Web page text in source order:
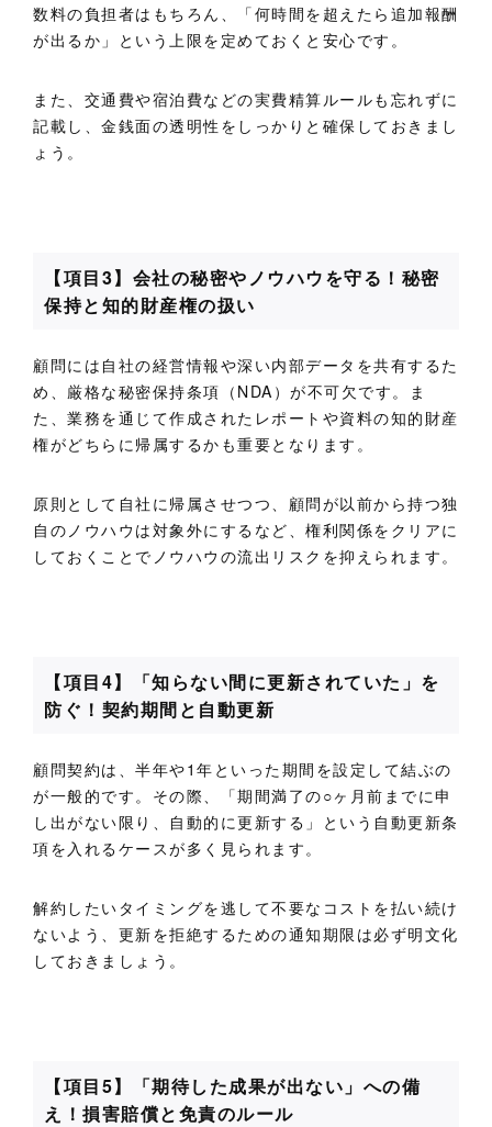
数料の負担者はもちろん、「何時間を超えたら追加報酬
が出るか」という上限を定めておくと安心です。
また、交通費や宿泊費などの実費精算ルールも忘れずに
記載し、金銭面の透明性をしっかりと確保しておきまし
ょう。
【項目3】会社の秘密やノウハウを守る！秘密
保持と知的財産権の扱い
顧問には自社の経営情報や深い内部データを共有するた
め、厳格な秘密保持条項（NDA）が不可欠です。ま
た、業務を通じて作成されたレポートや資料の知的財産
権がどちらに帰属するかも重要となります。
原則として自社に帰属させつつ、顧問が以前から持つ独
自のノウハウは対象外にするなど、権利関係をクリアに
しておくことでノウハウの流出リスクを抑えられます。
【項目4】「知らない間に更新されていた」を
防ぐ！契約期間と自動更新
顧問契約は、半年や1年といった期間を設定して結ぶの
が一般的です。その際、「期間満了の○ヶ月前までに申
し出がない限り、自動的に更新する」という自動更新条
項を入れるケースが多く見られます。
解約したいタイミングを逃して不要なコストを払い続け
ないよう、更新を拒絶するための通知期限は必ず明文化
しておきましょう。
【項目5】「期待した成果が出ない」への備
え！損害賠償と免責のルール